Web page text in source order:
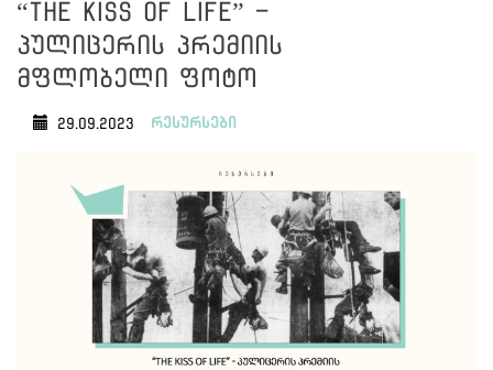
“The Kiss of Life” -
პულიცერის პრემიის
მფლობელი ფოტო
29.09.2023 რესურსები